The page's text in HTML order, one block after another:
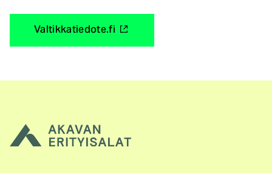
Valtikkatiedote.fi
u
e
n